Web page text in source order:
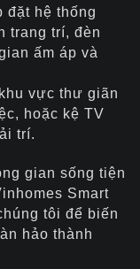
đặt hệ thống
trang trí, đèn
ấm áp và
vực thư giãn
hoặc kệ TV
trí.
gian sống tiện
Smart
tôi để biến
hảo thành